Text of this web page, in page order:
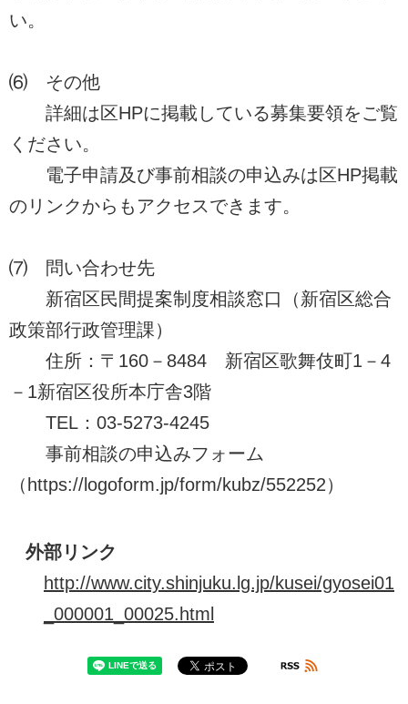
い。
⑹ その他
詳細は区HPに掲載している募集要領をご覧
ください。
電子申請及び事前相談の申込みは区HP掲載
のリンクからもアクセスできます。
⑺ 問い合わせ先
新宿区民間提案制度相談窓口（新宿区総合
政策部行政管理課）
住所：〒160－8484 新宿区歌舞伎町1－4
－1新宿区役所本庁舎3階
TEL：03-5273-4245
事前相談の申込みフォーム
（https://logoform.jp/form/kubz/552252）
外部リンク
http://www.city.shinjuku.lg.jp/kusei/gyosei01
_000001_00025.html